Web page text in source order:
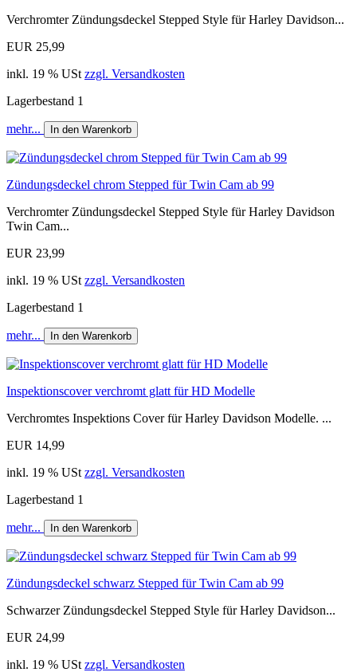
Verchromter Zündungsdeckel Stepped Style für Harley Davidson...
EUR 25,99
inkl. 19 % USt zzgl. Versandkosten
Lagerbestand 1
mehr... In den Warenkorb
Zündungsdeckel chrom Stepped für Twin Cam ab 99
Verchromter Zündungsdeckel Stepped Style für Harley Davidson
Twin Cam...
EUR 23,99
inkl. 19 % USt zzgl. Versandkosten
Lagerbestand 1
mehr... In den Warenkorb
Inspektionscover verchromt glatt für HD Modelle
Verchromtes Inspektions Cover für Harley Davidson Modelle. ...
EUR 14,99
inkl. 19 % USt zzgl. Versandkosten
Lagerbestand 1
mehr... In den Warenkorb
Zündungsdeckel schwarz Stepped für Twin Cam ab 99
Schwarzer Zündungsdeckel Stepped Style für Harley Davidson...
EUR 24,99
inkl. 19 % USt zzgl. Versandkosten